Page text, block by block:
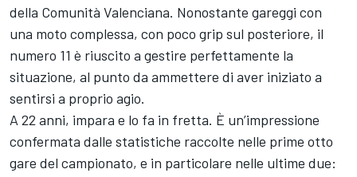
della Comunità Valenciana. Nonostante gareggi con
una moto complessa, con poco grip sul posteriore, il
numero 11 è riuscito a gestire perfettamente la
situazione, al punto da ammettere di aver iniziato a
sentirsi a proprio agio.
A 22 anni, impara e lo fa in fretta. È un’impressione
confermata dalle statistiche raccolte nelle prime otto
gare del campionato, e in particolare nelle ultime due: